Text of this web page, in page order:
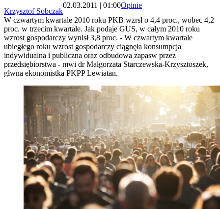
Krzysztof Sobczak
02.03.2011 | 01:00Opinie
W czwartym kwartale 2010 roku PKB wzrsł o 4,4 proc., wobec 4,2
proc. w trzecim kwartale. Jak podaje GUS, w całym 2010 roku
wzrost gospodarczy wynisł 3,8 proc. - W czwartym kwartale
ubiegłego roku wzrost gospodarczy ciągnęła konsumpcja
indywidualna i publiczna oraz odbudowa zapasw przez
przedsiębiorstwa - mwi dr Małgorzata Starczewska-Krzysztoszek,
głwna ekonomistka PKPP Lewiatan.